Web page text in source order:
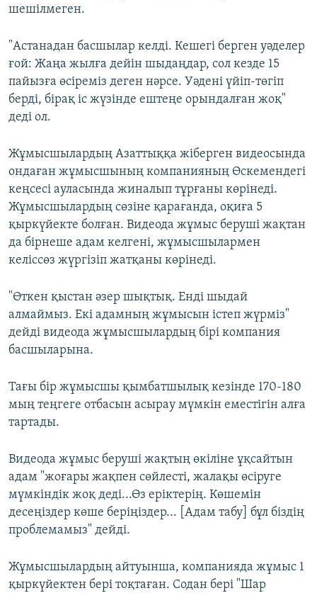
шешілмеген.
"Астанадан басшылар келді. Кешегі берген уәделер
ғой: Жаңа жылға дейін шыдаңдар, сол кезде 15
пайызға өсіреміз деген нәрсе. Уәдені үйіп-төгіп
берді, бірақ іс жүзінде ештеңе орындалған жоқ"
деді ол.
Жұмысшылардың Азаттыққа жіберген видеосында
ондаған жұмысшының компанияның Өскемендегі
кеңсесі ауласында жиналып тұрғаны көрінеді.
Жұмысшылардың сөзіне қарағанда, оқиға 5
қыркүйекте болған. Видеода жұмыс беруші жақтан
да бірнеше адам келгені, жұмысшылармен
келіссөз жүргізіп жатқаны көрінеді.
"Өткен қыстан әзер шықтық. Енді шыдай
алмаймыз. Екі адамның жұмысын істеп жүрміз"
дейді видеода жұмысшылардың бірі компания
басшыларына.
Тағы бір жұмысшы қымбатшылық кезінде 170-180
мың теңгеге отбасын асырау мүмкін еместігін алға
тартады.
Видеода жұмыс беруші жақтың өкіліне ұқсайтын
адам "жоғары жақпен сөйлесті, жалақы өсіруге
мүмкіндік жоқ деді...Өз еріктерің. Көшемін
десеңіздер көше беріңіздер... [Адам табу] бұл біздің
проблемамыз" дейді.
Жұмысшылардың айтуынша, компанияда жұмыс 1
қыркүйектен бері тоқтаған. Содан бері "Шар